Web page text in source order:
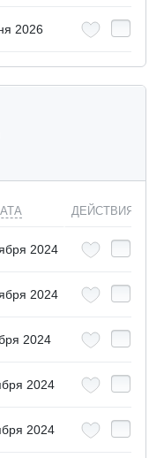
2026
ДЕЙСТВИЯ
2024
2024
2024
2024
2024